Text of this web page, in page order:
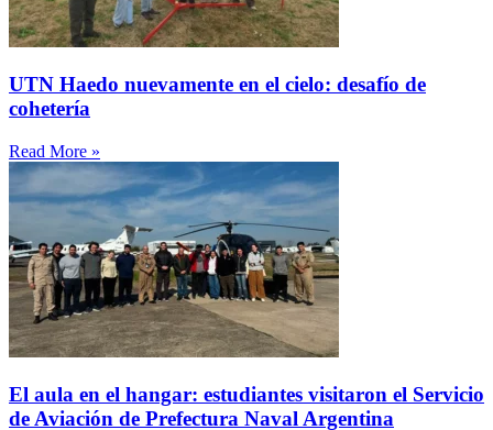
UTN Haedo nuevamente en el cielo: desafío de
cohetería
Read More »
El aula en el hangar: estudiantes visitaron el Servicio
de Aviación de Prefectura Naval Argentina